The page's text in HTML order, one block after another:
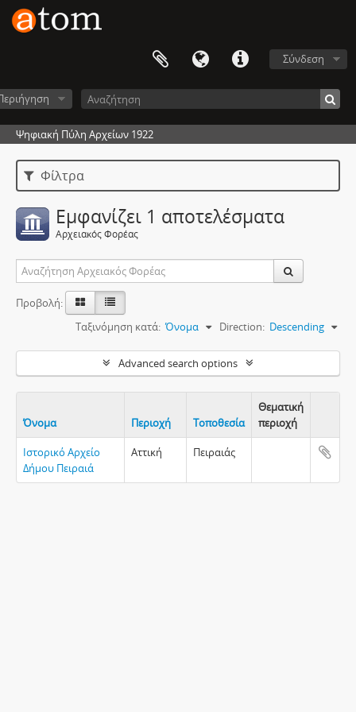
Σύνδεση
Ψηφιακή Πύλη Αρχείων 1922
Φίλτρα
Εμφανίζει 1 αποτελέσματα
Αρχειακός Φορέας
Προβολή:
Ταξινόμηση κατά: Όνομα Direction: Descending
Advanced search options
Όνομα Περιοχή Τοποθεσία
Θεματική
περιοχή
Ιστορικό Αρχείο
Δήμου Πειραιά
Αττική Πειραιάς